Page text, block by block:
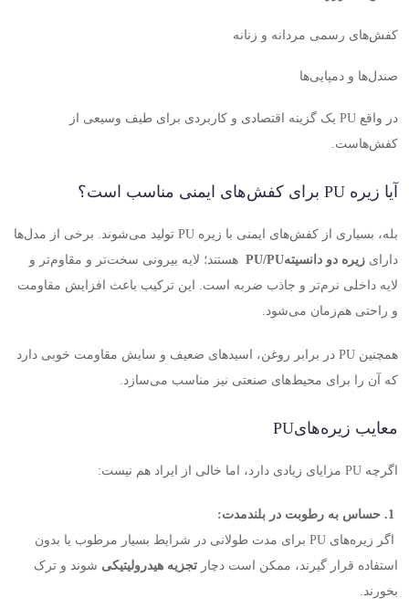
کفش‌های رسمی مردانه و زنانه
صندل‌ها و دمپایی‌ها
در واقع PU یک گزینه اقتصادی و کاربردی برای طیف وسیعی از
کفش‌هاست.
آیا زیره PU برای کفش‌های ایمنی مناسب است؟
بله، بسیاری از کفش‌های ایمنی با زیره PU تولید می‌شوند. برخی از مدل‌ها
دارای زیره دو دانسیتهPU/PU هستند؛ لایه بیرونی سخت‌تر و مقاوم‌تر و
لایه داخلی نرم‌تر و جاذب ضربه است. این ترکیب باعث افزایش مقاومت
و راحتی هم‌زمان می‌شود.
همچنین PU در برابر روغن، اسیدهای ضعیف و سایش مقاومت خوبی دارد
که آن را برای محیط‌های صنعتی نیز مناسب می‌سازد.
معایب زیره‌هایPU
اگرچه PU مزایای زیادی دارد، اما خالی از ایراد هم نیست:
.1 حساس به رطوبت در بلندمدت:
اگر زیره‌های PU برای مدت طولانی در شرایط بسیار مرطوب یا بدون
استفاده قرار گیرند، ممکن است دچار تجزیه هیدرولیتیکی شوند و ترک
بخورند.